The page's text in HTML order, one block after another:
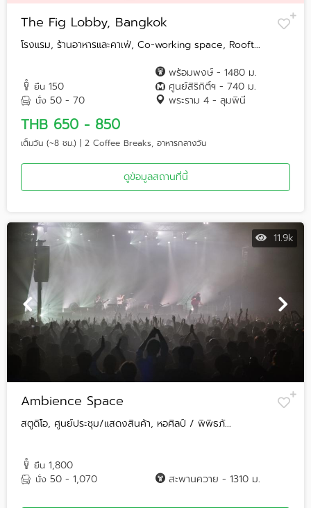
The Fig Lobby, Bangkok
โรงแรม, ร้านอาหารและคาเฟ่, Co-working space, Rooft...
ยืน 150
นั่ง 50 - 70
พร้อมพงษ์ - 1480 ม.
ศูนย์สิริกิติ์ฯ - 740 ม.
พระราม 4 - ลุมพินี
THB 650 - 850
เต็มวัน (~8 ชม.) | 2 Coffee Breaks, อาหารกลางวัน
ดูข้อมูลสถานที่นี้
11.9k
Ambience Space
สตูดิโอ, ศูนย์ประชุม/แสดงสินค้า, หอศิลป์ / พิพิธภั...
ยืน 1,800
นั่ง 50 - 1,070 สะพานควาย - 1310 ม.